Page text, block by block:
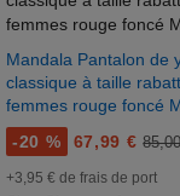
Mandala Pantalon de
classique à taille
femmes rouge foncé
-20 % 67,99 €
+3,95 € de frais de port